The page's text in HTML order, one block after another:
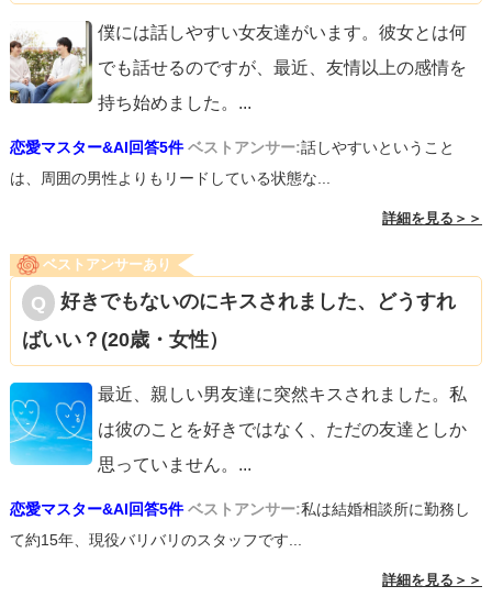
僕には話しやすい女友達がいます。彼女とは何
でも話せるのですが、最近、友情以上の感情を
持ち始めました。 ...
恋愛マスター&AI回答5件 ベストアンサー:話しやすいということ
は、周囲の男性よりもリードしている状態な...
詳細を見る＞＞
ベストアンサーあり
好きでもないのにキスされました、どうすれ
ばいい？(20歳・女性）
最近、親しい男友達に突然キスされました。私
は彼のことを好きではなく、ただの友達としか
思っていません。 ...
恋愛マスター&AI回答5件 ベストアンサー:私は結婚相談所に勤務し
て約15年、現役バリバリのスタッフです...
詳細を見る＞＞